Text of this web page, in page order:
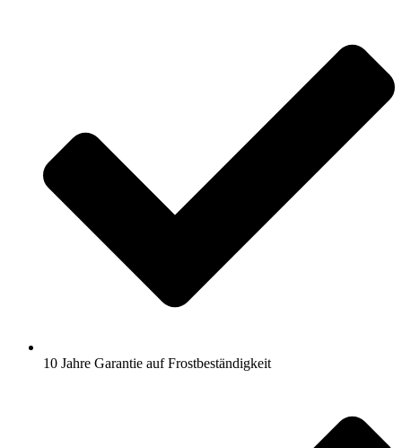
10 Jahre Garantie auf Frostbeständigkeit